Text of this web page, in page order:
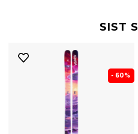
SIST
- 60%